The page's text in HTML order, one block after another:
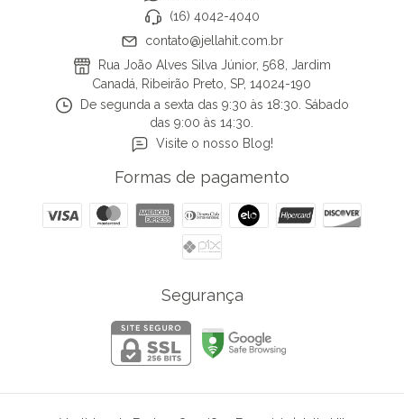
(16) 4042-4040
contato@jellahit.com.br
Rua João Alves Silva Júnior, 568, Jardim
Canadá, Ribeirão Preto, SP, 14024-190
De segunda a sexta das 9:30 às 18:30. Sábado
das 9:00 às 14:30.
Visite o nosso Blog!
Formas de pagamento
Segurança